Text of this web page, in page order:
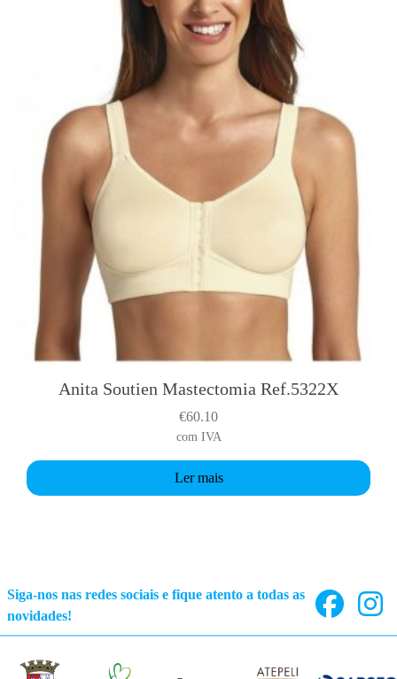
Anita Soutien Mastectomia Ref.5322X
€60.10
com IVA
Ler mais
Siga-nos nas redes sociais e fique atento a todas as
novidades!